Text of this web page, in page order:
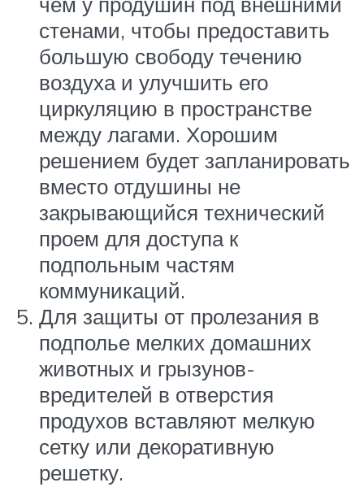
стенами, чтобы предоставить
большую свободу течению
воздуха и улучшить его
циркуляцию в пространстве
между лагами. Хорошим
решением будет запланировать
вместо отдушины не
закрывающийся технический
проем для доступа к
подпольным частям
коммуникаций.
Для защиты от пролезания в
подполье мелких домашних
животных и грызунов-
вредителей в отверстия
продухов вставляют мелкую
сетку или декоративную
решетку.